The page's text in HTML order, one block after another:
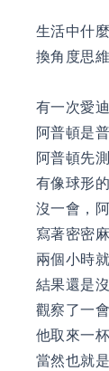
生活中什
換角度思
有一次愛
阿普頓是
阿普頓先
有像球形
沒一會，
寫著密密
兩個小時
結果還是
觀察了一
他取來一
當然也就